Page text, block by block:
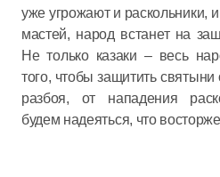
уже угрожают и раскольники,
мастей, народ встанет на
Не только казаки – весь
того, чтобы защитить святыни
разбоя, от нападения
будем надеяться, что